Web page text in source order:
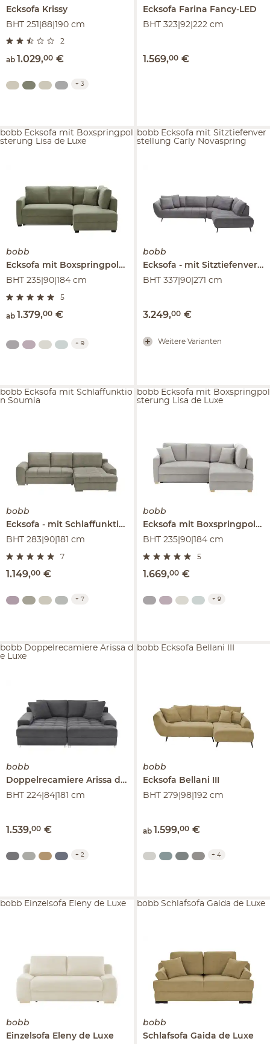
Ecksofa Krissy
BHT 251|88|190 cm
2
ab 1.029,00 €
+ 3
Ecksofa Farina Fancy-LED
BHT 323|92|222 cm
1.569,00 €
bobb
Ecksofa mit Boxspringpolsterung
Lisa de Luxe
BHT 235|90|184 cm
5
ab 1.379,00 €
bobb Ecksofa mit Boxspringpol
sterung Lisa de Luxe
+ 9
bobb
Ecksofa
mit Sitztiefenverstellung
BHT 337|90|271 cm
3.249,00 €
bobb Ecksofa mit Sitztiefenver
stellung Carly Novaspring
Weitere Varianten
bobb
Ecksofa mit Schlaffunktion
Soumia
BHT 283|90|181 cm
7
1.149,00 €
bobb Ecksofa mit Schlaffunktio
n Soumia
+ 7
bobb
Ecksofa mit Boxspringpolsterung
BHT 235|90|184 cm
5
1.669,00 €
bobb Ecksofa mit Boxspringpol
sterung Lisa de Luxe
+ 9
bobb
Doppelrecamiere Arissa de Luxe
BHT 224|84|181 cm
1.539,00 €
bobb Doppelrecamiere Arissa d
e Luxe
+ 2
bobb
Ecksofa Bellani III
BHT 279|98|192 cm
ab 1.599,00 €
bobb Ecksofa Bellani III
+ 4
bobb
Einzelsofa Eleny de Luxe
bobb Einzelsofa Eleny de Luxe
bobb
Schlafsofa Gaida de Luxe
bobb Schlafsofa Gaida de Luxe